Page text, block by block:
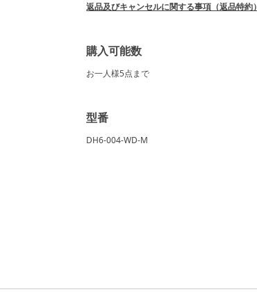
返品及びキャンセルに関する事項（返品特約）
購入可能数
お一人様5点まで
型番
DH6-004-WD-M